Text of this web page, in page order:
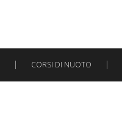
CORSI DI NUOTO